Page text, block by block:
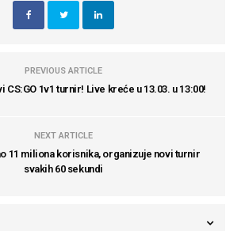
PREVIOUS ARTICLE
1v1 turnir! Live kreće u 13.03. u 13:00!
NEXT ARTICLE
11 miliona korisnika, organizuje novi turnir
svakih 60 sekundi